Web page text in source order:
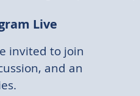
Live
invited to join
and an